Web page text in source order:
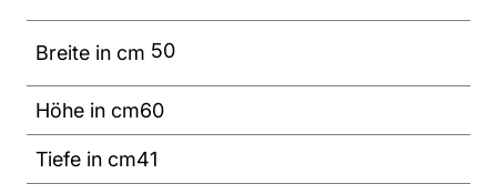
Breite in cm 50
Höhe in cm60
Tiefe in cm41